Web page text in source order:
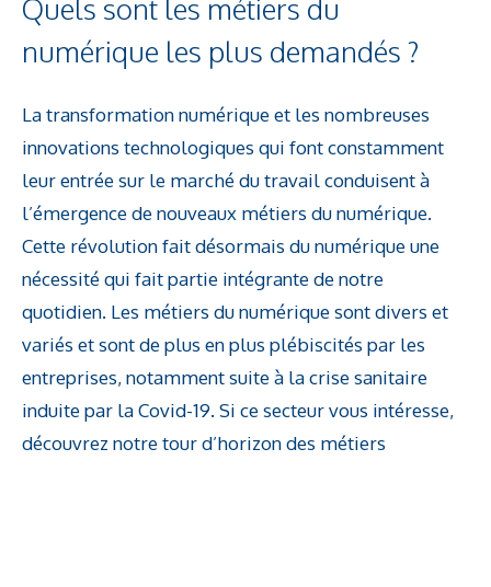
Quels sont les métiers du
numérique les plus demandés ?
La transformation numérique et les nombreuses
innovations technologiques qui font constamment
leur entrée sur le marché du travail conduisent à
l’émergence de nouveaux métiers du numérique.
Cette révolution fait désormais du numérique une
nécessité qui fait partie intégrante de notre
quotidien. Les métiers du numérique sont divers et
variés et sont de plus en plus plébiscités par les
entreprises, notamment suite à la crise sanitaire
induite par la Covid-19. Si ce secteur vous intéresse,
découvrez notre tour d’horizon des métiers